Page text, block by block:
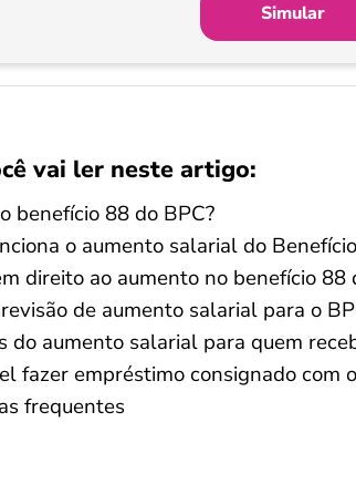
Simular
vai ler neste artigo:
benefício 88 do BPC?
o aumento salarial do
direito ao aumento no benefício 88
de aumento salarial para o
do aumento salarial para quem
fazer empréstimo consignado com
frequentes